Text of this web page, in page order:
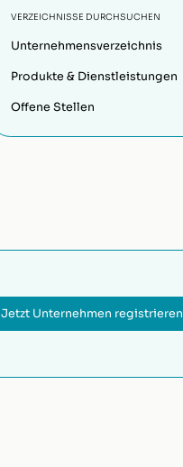
VERZEICHNISSE DURCHSUCHEN
Unternehmensverzeichnis
Produkte & Dienstleistungen
Offene Stellen
Jetzt Unternehmen registrieren